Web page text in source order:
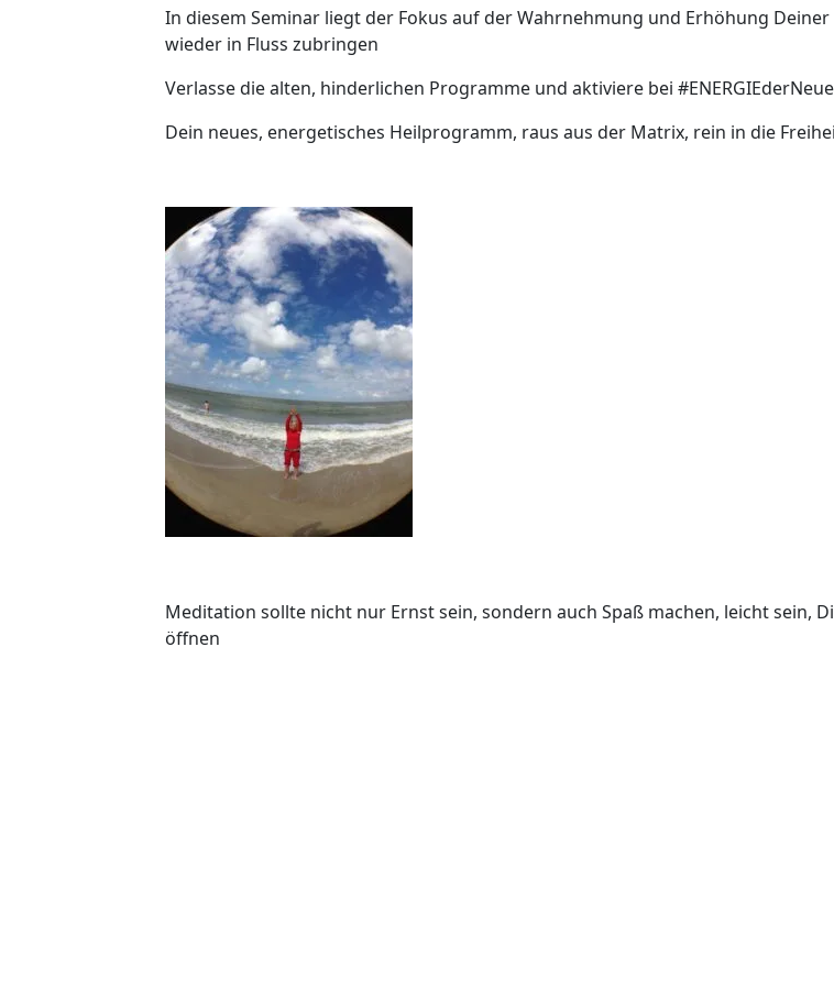
In diesem Seminar liegt der Fokus auf der Wahrnehmung und Erhöhung
wieder in Fluss zubringen
Verlasse die alten, hinderlichen Programme und aktiviere bei
Dein neues, energetisches Heilprogramm, raus aus der Matrix, rein in die
Meditation sollte nicht nur Ernst sein, sondern auch Spaß machen, leicht sein,
öffnen